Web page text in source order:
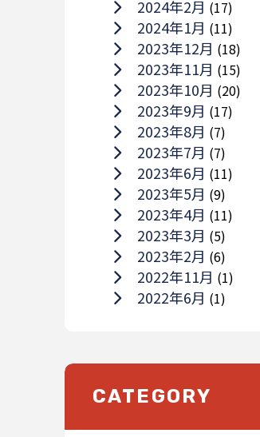
2024年2月 (17)
2024年1月 (11)
2023年12月 (18)
2023年11月 (15)
2023年10月 (20)
2023年9月 (17)
2023年8月 (7)
2023年7月 (7)
2023年6月 (11)
2023年5月 (9)
2023年4月 (11)
2023年3月 (5)
2023年2月 (6)
2022年11月 (1)
2022年6月 (1)
CATEGORY